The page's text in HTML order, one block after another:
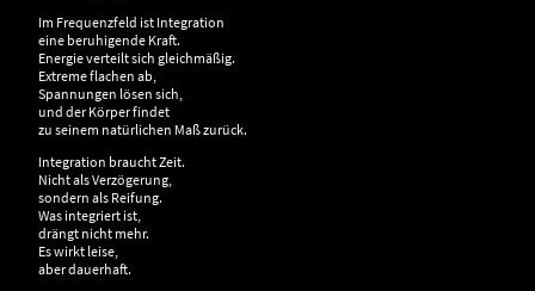
Im Frequenzfeld ist Integration
eine beruhigende Kraft.
Energie verteilt sich gleichmäßig.
Extreme flachen ab,
Spannungen lösen sich,
und der Körper findet
zu seinem natürlichen Maß zurück.
Integration braucht Zeit.
Nicht als Verzögerung,
sondern als Reifung.
Was integriert ist,
drängt nicht mehr.
Es wirkt leise,
aber dauerhaft.